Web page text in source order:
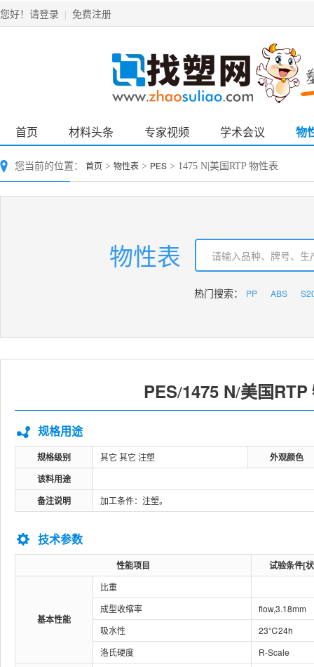
您好！ 请登录 免费注册
首页 材料头条 专家视频 学术会议 物
您当前的位置： 首页 > 物性表 > PES > 1475 N|美国RTP 物性表
物性表
热门搜索： PP ABS
PES/1475 N/美国RTP
规格用途
规格级别 其它 其它 注塑
外观颜色
该料用途
备注说明
加工条件：注塑。
技术参数
性能项目 试验条件[
基本性能
比重
成型收缩率
flow,3.18mm
吸水性
23℃24h
洛氏硬度
R-Scale